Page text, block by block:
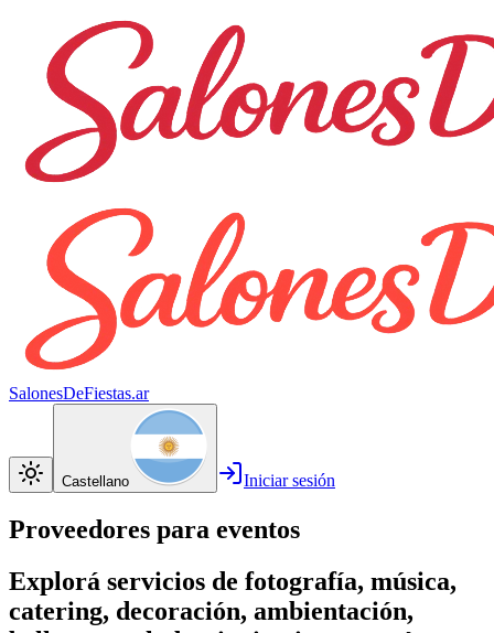
SalonesDeFiestas.ar
Castellano Iniciar sesión
Proveedores para eventos
Explorá servicios de fotografía, música,
catering, decoración, ambientación,